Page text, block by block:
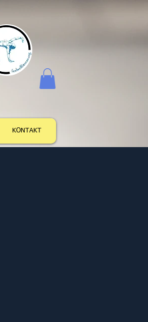
Log In
KONTAKT